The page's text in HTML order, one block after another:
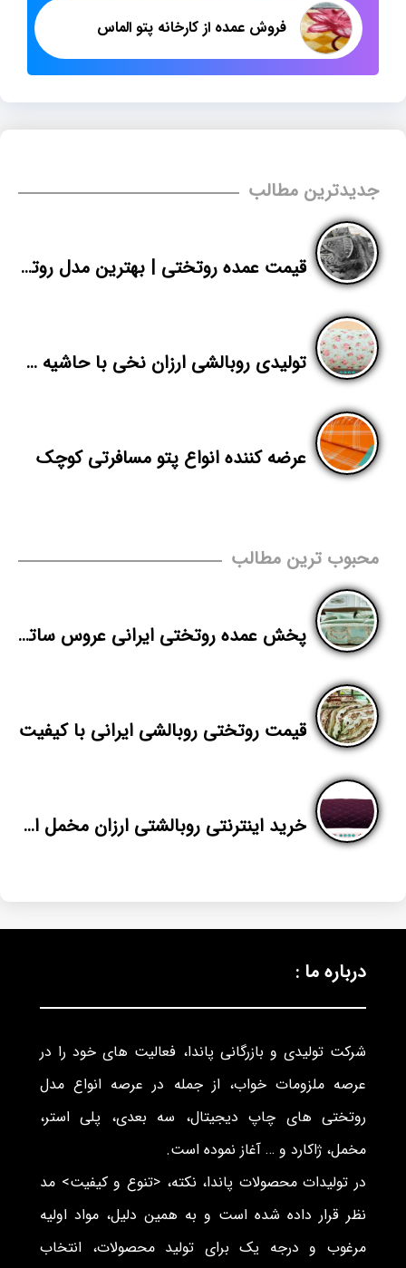
فروش عمده از کارخانه پتو الماس
جدیدترین مطالب
قیمت عمده روتختی | بهترین مدل روتختی های دونفره پلنگی | پاندا
تولیدی روبالشی ارزان نخی با حاشیه سود بالا
عرضه کننده انواع پتو مسافرتی کوچک
محبوب ترین مطالب
پخش عمده روتختی ایرانی عروس ساتینت پنبه
قیمت روتختی روبالشی ایرانی با کیفیت
خرید اینترنتی روبالشتی ارزان مخمل از تولیدی تهران
درباره ما :
شرکت تولیدی و بازرگانی پاندا، فعالیت های خود را در
عرصه ملزومات خواب، از جمله در عرصه انواع مدل
روتختی های چاپ دیجیتال، سه بعدی، پلی استر،
مخمل، ژاکارد و … آغاز نموده است.
در تولیدات محصولات پاندا، نکته، <تنوع و کیفیت> مد
نظر قرار داده شده است و به همین دلیل، مواد اولیه
مرغوب و درجه یک برای تولید محصولات، انتخاب